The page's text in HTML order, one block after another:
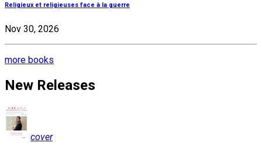
Religieux et religieuses face à la guerre
Nov 30, 2026
more books
New Releases
cover